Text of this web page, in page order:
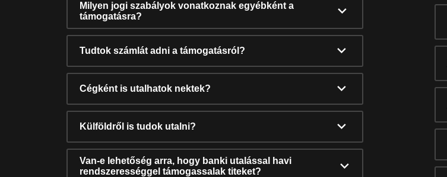
Milyen jogi szabályok vonatkoznak egyébként a
támogatásra?
Tudtok számlát adni a támogatásról?
Cégként is utalhatok nektek?
Külföldről is tudok utalni?
Van-e lehetőség arra, hogy banki utalással havi
rendszerességgel támogassalak titeket?